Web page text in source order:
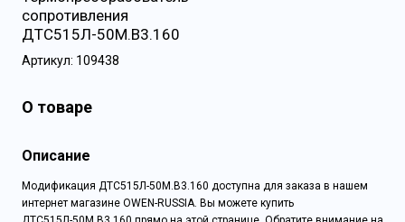
сопротивления
ДТС515Л-50М.В3.160
Артикул: 109438
О товаре
Описание
Модификация ДТС515Л-50М.В3.160 доступна для заказа в нашем
интернет магазине OWEN-RUSSIA. Вы можете купить